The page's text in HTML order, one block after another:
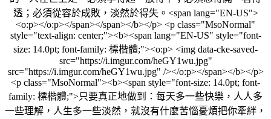
透；必須從容於成敗，淡然於得失。<span lang="EN-US">
<o:p></o:p></span></span></b></p> <p class="MsoNormal"
style="text-align: center;"><b><span lang="EN-US" style="font-
size: 14.0pt; font-family: 標楷體;"><o:p> <img data-cke-saved-
src="https://i.imgur.com/heGY1wu.jpg"
src="https://i.imgur.com/heGY1wu.jpg" /></o:p></span></b></p>
<p class="MsoNormal"><b><span style="font-size: 14.0pt; font-
family: 標楷體;">只要真正地做到：每天多一些快樂，人人多
一些理解，人生多一些淡然，就沒有什麼苦惱憂煩把你牽絆，